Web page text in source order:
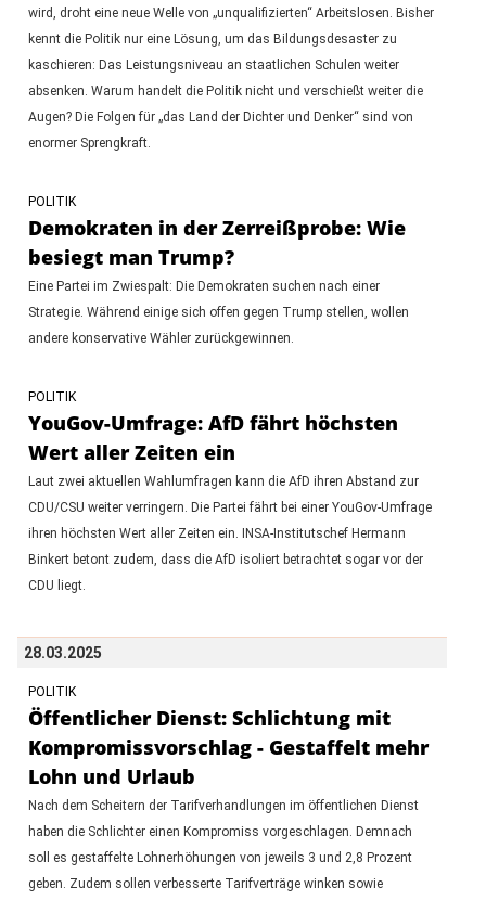
wird, droht eine neue Welle von „unqualifizierten“ Arbeitslosen. Bisher
kennt die Politik nur eine Lösung, um das Bildungsdesaster zu
kaschieren: Das Leistungsniveau an staatlichen Schulen weiter
absenken. Warum handelt die Politik nicht und verschießt weiter die
Augen? Die Folgen für „das Land der Dichter und Denker“ sind von
enormer Sprengkraft.
POLITIK
Demokraten in der Zerreißprobe: Wie
besiegt man Trump?
Eine Partei im Zwiespalt: Die Demokraten suchen nach einer
Strategie. Während einige sich offen gegen Trump stellen, wollen
andere konservative Wähler zurückgewinnen.
POLITIK
YouGov-Umfrage: AfD fährt höchsten
Wert aller Zeiten ein
Laut zwei aktuellen Wahlumfragen kann die AfD ihren Abstand zur
CDU/CSU weiter verringern. Die Partei fährt bei einer YouGov-Umfrage
ihren höchsten Wert aller Zeiten ein. INSA-Institutschef Hermann
Binkert betont zudem, dass die AfD isoliert betrachtet sogar vor der
CDU liegt.
28.03.2025
POLITIK
Öffentlicher Dienst: Schlichtung mit
Kompromissvorschlag - Gestaffelt mehr
Lohn und Urlaub
Nach dem Scheitern der Tarifverhandlungen im öffentlichen Dienst
haben die Schlichter einen Kompromiss vorgeschlagen. Demnach
soll es gestaffelte Lohnerhöhungen von jeweils 3 und 2,8 Prozent
geben. Zudem sollen verbesserte Tarifverträge winken sowie